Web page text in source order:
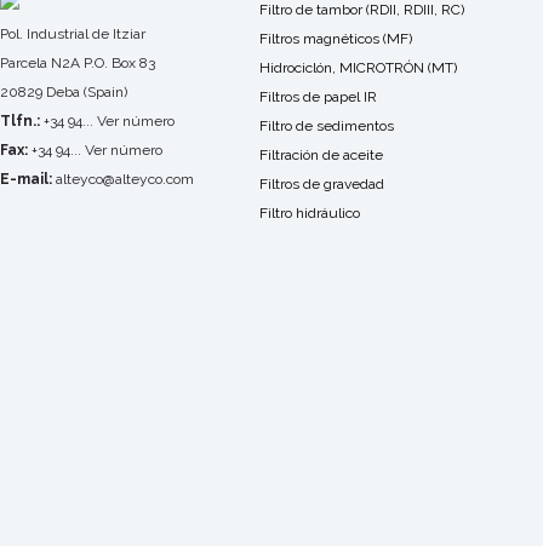
Pol. Industrial de Itziar
Parcela N2A P.O. Box 83
20829 Deba (Spain)
Tlfn.: +34 94... Ver número
Fax: +34 94... Ver número
E-mail: alteyco@alteyco.com
Filtro de tambor (RDII, RDIII, RC)
Filtros magnéticos (MF)
Hidrociclón, MICROTRÓN (MT)
Filtros de papel IR
Filtro de sedimentos
Filtración de aceite
Filtros de gravedad
Filtro hidráulico